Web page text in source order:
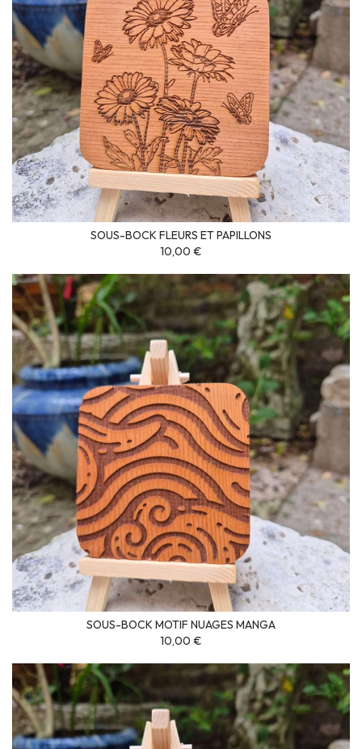
SOUS-BOCK FLEURS ET PAPILLONS
10,00 €
SOUS-BOCK MOTIF NUAGES MANGA
10,00 €